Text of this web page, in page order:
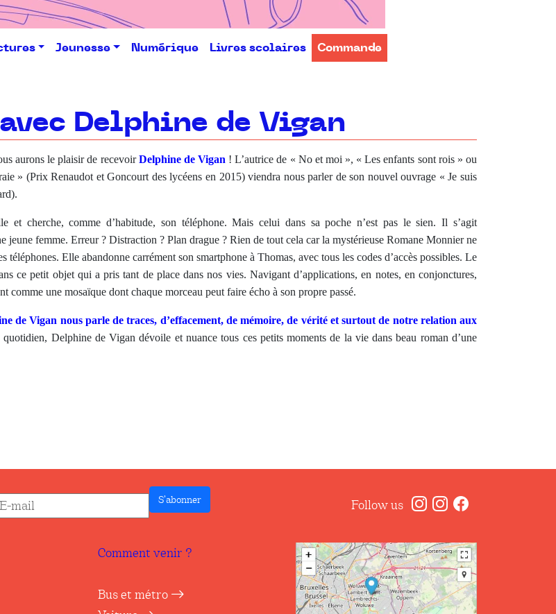
Jeunesse Numérique Livres scolaires Commande
Delphine de Vigan
aurons le plaisir de recevoirDelphine de Vigan ! L’autrice de « No et moi », « Les enfants sont rois » ou
» (Prix Renaudot et Goncourt des lycéens en 2015) viendra nous parler de son nouvel ouvrage « Je suis
et cherche, comme d’habitude, son téléphone. Mais celui dans sa poche n’est pas le sien. Il s’agit
jeune femme. Erreur ? Distraction ? Plan drague ? Rien de tout cela car la mystérieuse Romane Monnier ne
téléphones. Elle abandonne carrément son smartphone à Thomas, avec tous les codes d’accès possibles. Le
ce petit objet qui a pris tant de place dans nos vies. Navigant d’applications, en notes, en conjonctures,
comme une mosaïque dont chaque morceau peut faire écho à son propre passé.
de Vigan nous parle de traces, d’effacement, de mémoire, de vérité et surtout de notre relation aux
Delphine de Vigan dévoile et nuance tous ces petits moments de la vie dans beau roman d’une
S’abonner Follow us
Comment venir ?
Bus et métro